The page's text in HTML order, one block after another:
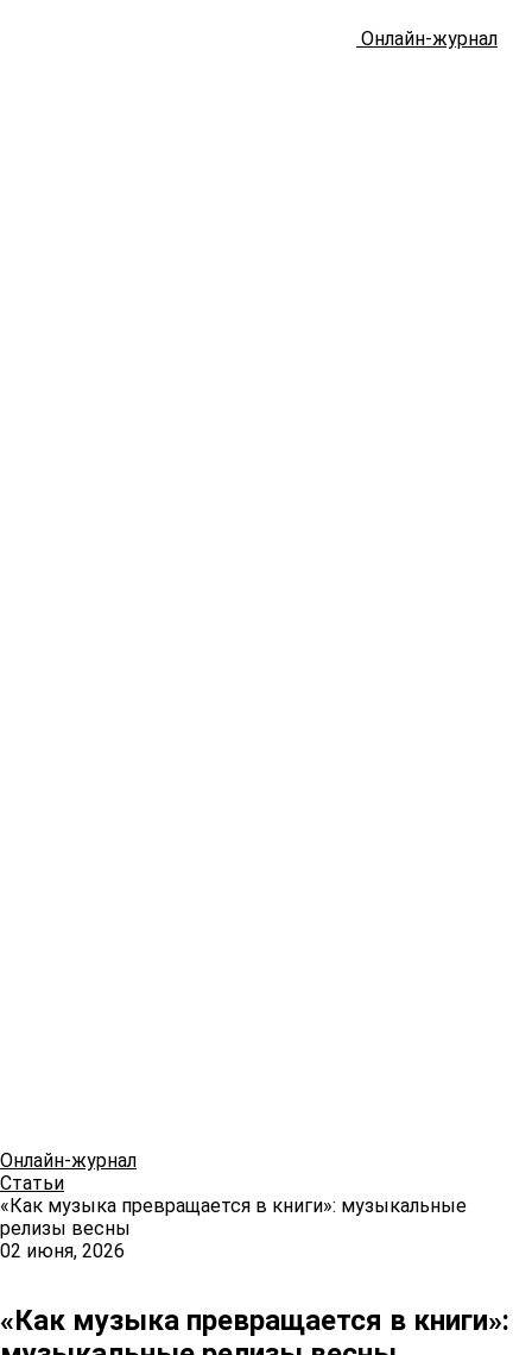
Онлайн-журнал
Онлайн-журнал
Статьи
«Как музыка превращается в книги»: музыкальные
релизы весны
02 июня, 2026
«Как музыка превращается в книги»: